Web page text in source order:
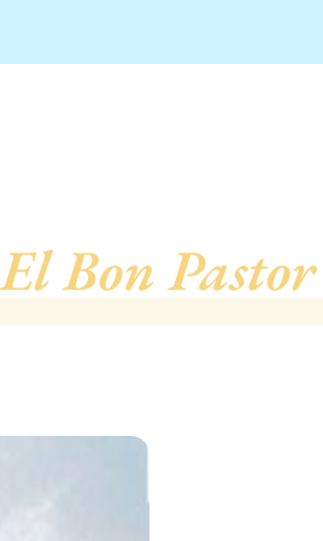
El Bon Pastor